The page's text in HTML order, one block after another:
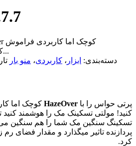
کنید! مولتی تسکینک مک را...
دسته‌بندی: ابزار ، کاربردی، منو بار
پرتی حواس را با HazeOver کوچک اما
کنید! مولتی تسکینک مک را هوشمند کنید
تسکینگ سنگین مک شما را هم سنگین
پردازنده تاثیر میگذارد و مقدار فضای
کرد.